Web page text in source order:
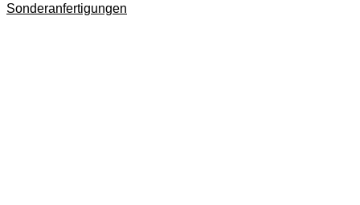
Sonderanfertigungen